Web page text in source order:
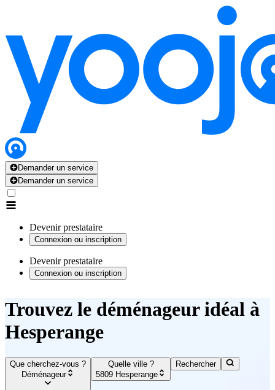
Demander un service
Demander un service
Devenir prestataire
Connexion ou inscription
Devenir prestataire
Connexion ou inscription
Trouvez le déménageur idéal à
Hesperange
Que cherchez-vous ?
Déménageur
Quelle ville ?
5809 Hesperange
Rechercher